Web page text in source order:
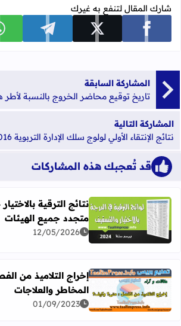
شارك المقال لتنفع به غيرك
شارك على facebook شارك على x شارك على telegram
المشاركة السابقة
المشاركة التالية
قد تُعجبك هذه المشاركات
اقرأ المزيد عن نتائج الترقية بالاختيار 2024 موضوع متجدد جميع الهيئات
متجدد جميع الهيئات
12/05/2026
اقرأ المزيد عن إخراج التلاميذ من
إخراج التلاميذ من
المخاطر والعلاجات
01/09/2023